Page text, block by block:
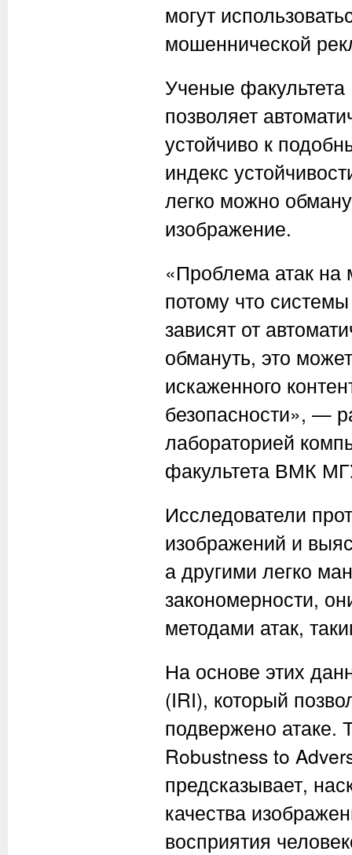
могут
мошеннической
Ученые
позволяет
устойчиво к
индекс
легко можно
изображение.
«Проблема атак на
потому что
зависят от
обмануть, это
искаженного
безопасности», —
лабораторией
факультета ВМК
Исследователи
изображений и
а другими легко
закономерности,
методами атак,
На основе этих
(IRI), который
подвержено атаке.
Robustness to
предсказывает,
качества
восприятия